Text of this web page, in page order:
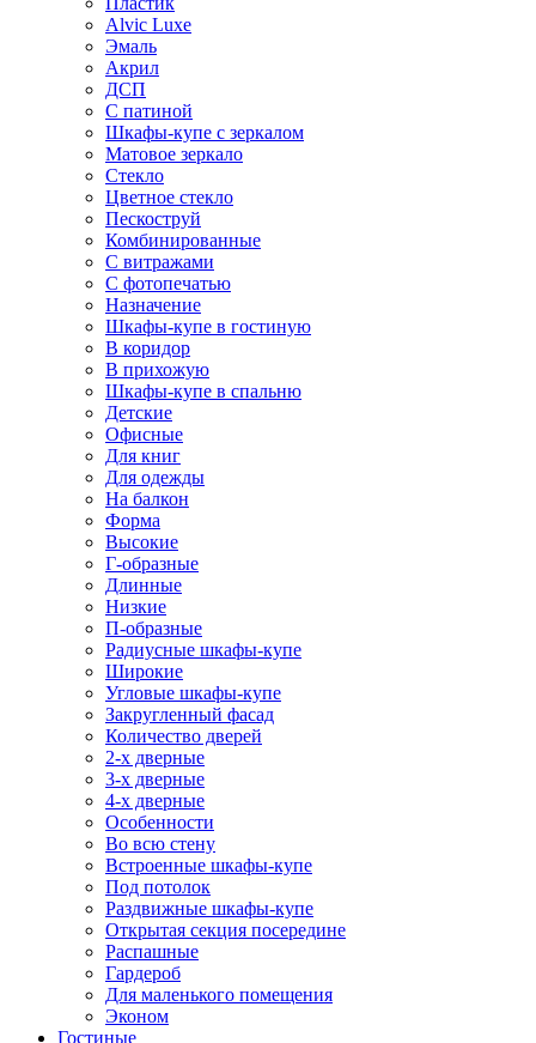
Alvic Luxe
Эмаль
Акрил
ДСП
С патиной
Шкафы-купе с зеркалом
Матовое зеркало
Стекло
Цветное стекло
Пескоструй
Комбинированные
С витражами
С фотопечатью
Назначение
Шкафы-купе в гостиную
В коридор
В прихожую
Шкафы-купе в спальню
Детские
Офисные
Для книг
Для одежды
На балкон
Форма
Высокие
Г-образные
Длинные
Низкие
П-образные
Радиусные шкафы-купе
Широкие
Угловые шкафы-купе
Закругленный фасад
Количество дверей
2-х дверные
3-х дверные
4-х дверные
Особенности
Во всю стену
Встроенные шкафы-купе
Под потолок
Раздвижные шкафы-купе
Открытая секция посередине
Распашные
Гардероб
Для маленького помещения
Эконом
Гостиные